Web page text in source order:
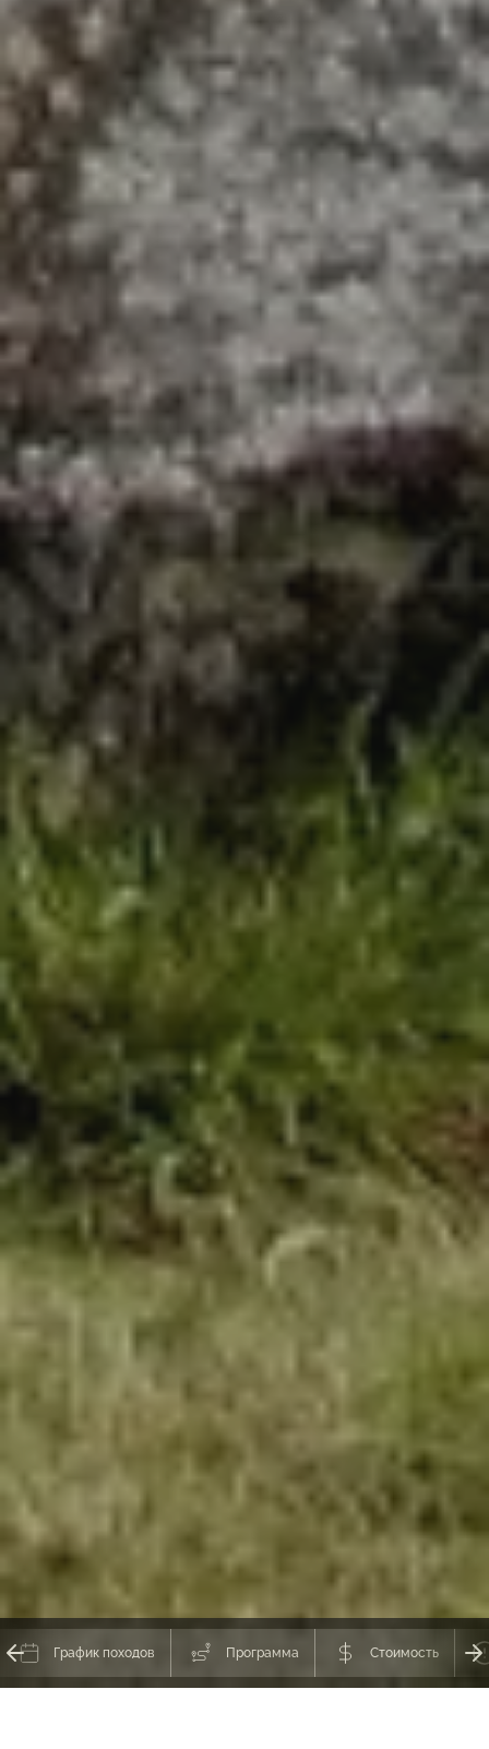
График походов Программа Стоимость